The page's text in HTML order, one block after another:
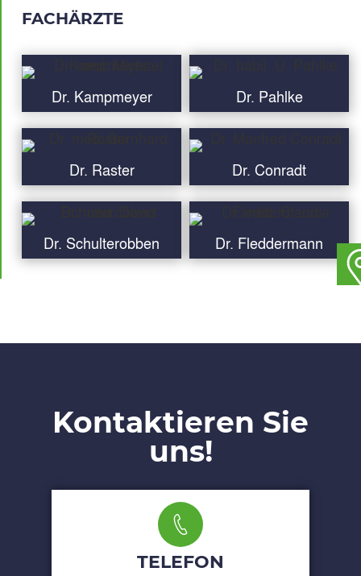
FACHÄRZTE
Dr. Kampmeyer Dr. Pahlke
Dr. Raster Dr. Conradt
Dr. Schulterobben Dr. Fleddermann
Kontaktieren Sie
uns!
TELEFON